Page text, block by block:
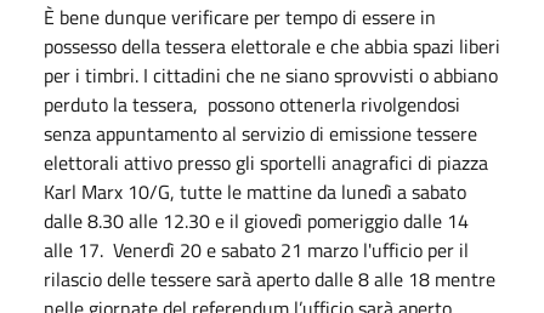
È bene dunque verificare per tempo di essere in
possesso della tessera elettorale e che abbia spazi liberi
per i timbri. I cittadini che ne siano sprovvisti o abbiano
perduto la tessera, possono ottenerla rivolgendosi
senza appuntamento al servizio di emissione tessere
elettorali attivo presso gli sportelli anagrafici di piazza
Karl Marx 10/G, tutte le mattine da lunedì a sabato
dalle 8.30 alle 12.30 e il giovedì pomeriggio dalle 14
alle 17. Venerdì 20 e sabato 21 marzo l'ufficio per il
rilascio delle tessere sarà aperto dalle 8 alle 18 mentre